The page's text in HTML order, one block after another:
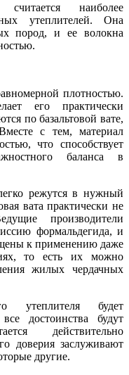
считается наиболее
утеплителей. Она
пород, и ее волокна
плотностью.
его практически
по базальтовой вате,
с тем, материал
что способствует
баланса в
режутся в нужный
вата практически не
производители
формальдегида, и
к применению даже
то есть их можно
жилых чердачных
утеплителя будет
достоинства будут
действительно
доверия заслуживают
другие.